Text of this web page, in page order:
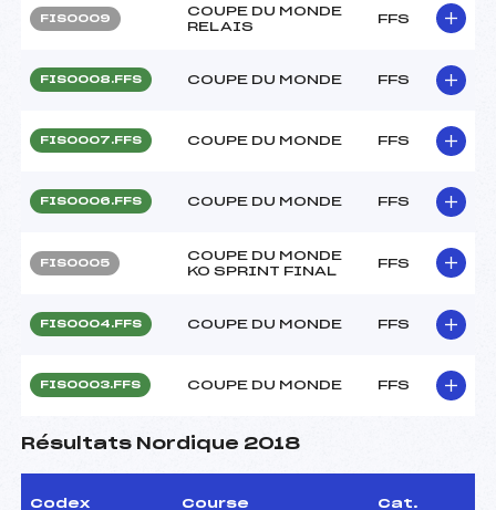
FIS0009
COUPE DU MONDE
RELAIS
FFS
FIS0008.FFS COUPE DU MONDE FFS
FIS0007.FFS COUPE DU MONDE FFS
FIS0006.FFS COUPE DU MONDE FFS
FIS0005
COUPE DU MONDE
KO SPRINT FINAL
FFS
FIS0004.FFS COUPE DU MONDE FFS
FIS0003.FFS COUPE DU MONDE FFS
Résultats Nordique 2018
Codex Course Cat.